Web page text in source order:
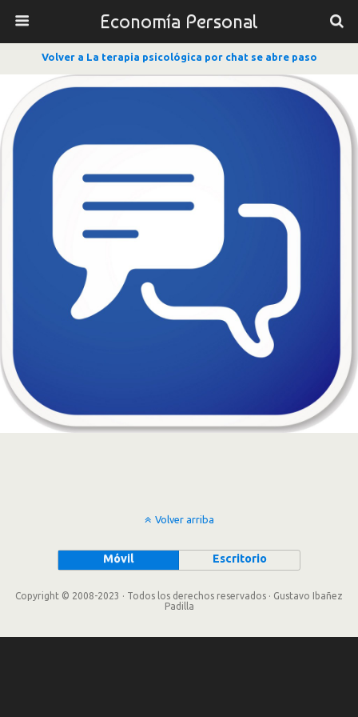
Economía Personal
Volver a La terapia psicológica por chat se abre paso
Volver arriba
Móvil Escritorio
Copyright © 2008-2023 · Todos los derechos reservados · Gustavo Ibañez
Padilla